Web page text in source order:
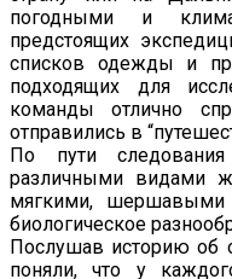
погодными и
предстоящих
списков одежды и
подходящих для
команды отлично
отправились в
По пути
различными видами
мягкими, шершавыми
биологическое
Послушав историю об
поняли, что у